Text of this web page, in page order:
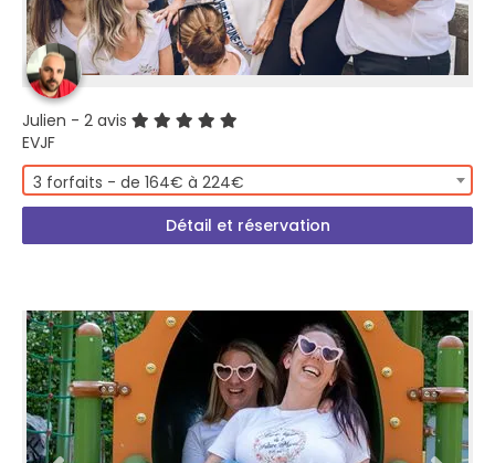
Julien - 2 avis
EVJF
3 forfaits - de 164€ à 224€
Détail et réservation